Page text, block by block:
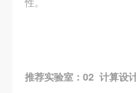
推荐实验室：02 计算设